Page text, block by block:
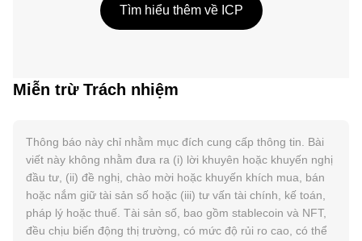
Tìm hiểu thêm về ICP
Miễn trừ Trách nhiệm
Thông báo này chỉ nhằm mục đích cung cấp thông tin. Bài
viết này không nhằm đưa ra (i) lời khuyên hoặc khuyến nghị
đầu tư, (ii) đề nghị, chào mời hoặc khuyến khích mua, bán
hoặc nắm giữ tài sản số hoặc (iii) tư vấn tài chính, kế toán,
pháp lý hoặc thuế. Tài sản số, bao gồm stablecoin và NFT,
đều chịu biến động thị trường, có mức độ rủi ro cao, có thể